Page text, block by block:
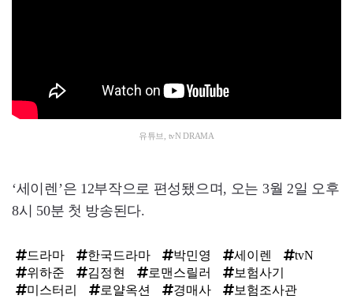
유튜브, tvN DRAMA
‘세이렌’은 12부작으로 편성됐으며, 오는 3월 2일 오후
8시 50분 첫 방송된다.
드라마 한국드라마 박민영 세이렌
tvN
위하준
김정현 로맨스릴러
보험사기
미스터리
로얄옥션 경매사
보험조사관